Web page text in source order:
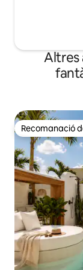
Altres
Recomanació
Recomanació